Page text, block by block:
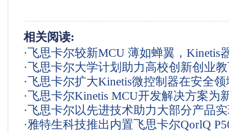
相关阅读:
·飞思卡尔较新MCU 薄如蝉翼，Kinetis
寸再创记录
·飞思卡尔大学计划助力高校创新创业
大篷车在蓉城全新亮相
·飞思卡尔扩大Kinetis微控制器在安全
地位，满足日新月异的移动POS市场的
·飞思卡尔Kinetis MCU开发解决方案为
ARM® mbed™ IoT Device Platform提供
·飞思卡尔以先进技术助力大部分产品实
软件认证
·雅特生科技推出内置飞思卡尔QorlQ